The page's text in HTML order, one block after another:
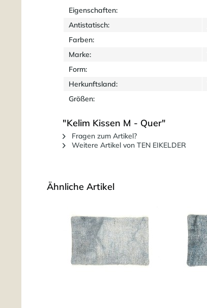
Eigenschaften:
Antistatisch:
Farben:
Marke:
Form:
Herkunftsland:
Größen:
"Kelim Kissen M - Quer"
Fragen zum Artikel?
Weitere Artikel von TEN EIKELDER
Ähnliche Artikel